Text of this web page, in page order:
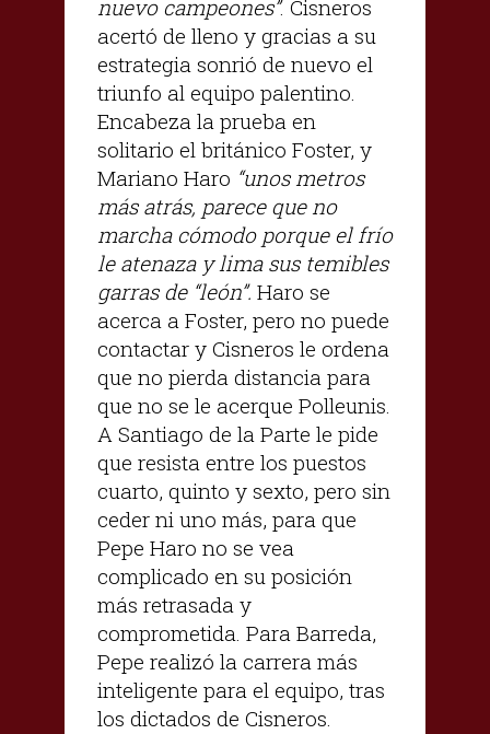
nuevo campeones”. Cisneros
acertó de lleno y gracias a su
estrategia sonrió de nuevo el
triunfo al equipo palentino.
Encabeza la prueba en
solitario el británico Foster, y
Mariano Haro “unos metros
más atrás, parece que no
marcha cómodo porque el frío
le atenaza y lima sus temibles
garras de “león”. Haro se
acerca a Foster, pero no puede
contactar y Cisneros le ordena
que no pierda distancia para
que no se le acerque Polleunis.
A Santiago de la Parte le pide
que resista entre los puestos
cuarto, quinto y sexto, pero sin
ceder ni uno más, para que
Pepe Haro no se vea
complicado en su posición
más retrasada y
comprometida. Para Barreda,
Pepe realizó la carrera más
inteligente para el equipo, tras
los dictados de Cisneros.